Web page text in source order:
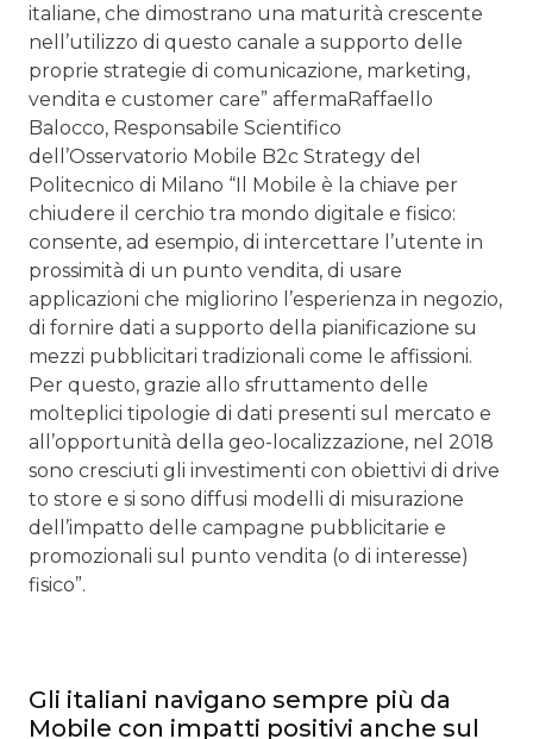
italiane, che dimostrano una maturità crescente
nell’utilizzo di questo canale a supporto delle
proprie strategie di comunicazione, marketing,
vendita e customer care” affermaRaffaello
Balocco, Responsabile Scientifico
dell’Osservatorio Mobile B2c Strategy del
Politecnico di Milano “Il Mobile è la chiave per
chiudere il cerchio tra mondo digitale e fisico:
consente, ad esempio, di intercettare l’utente in
prossimità di un punto vendita, di usare
applicazioni che migliorino l’esperienza in negozio,
di fornire dati a supporto della pianificazione su
mezzi pubblicitari tradizionali come le affissioni.
Per questo, grazie allo sfruttamento delle
molteplici tipologie di dati presenti sul mercato e
all’opportunità della geo-localizzazione, nel 2018
sono cresciuti gli investimenti con obiettivi di drive
to store e si sono diffusi modelli di misurazione
dell’impatto delle campagne pubblicitarie e
promozionali sul punto vendita (o di interesse)
fisico”.
Gli italiani navigano sempre più da
Mobile con impatti positivi anche sul